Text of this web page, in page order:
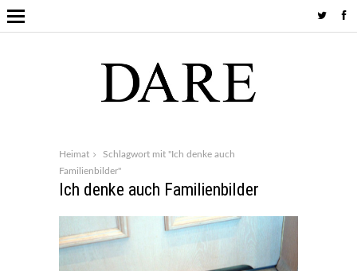
Heimat
Schlagwort mit "Ich denke auch
Familienbilder"
Ich denke auch Familienbilder